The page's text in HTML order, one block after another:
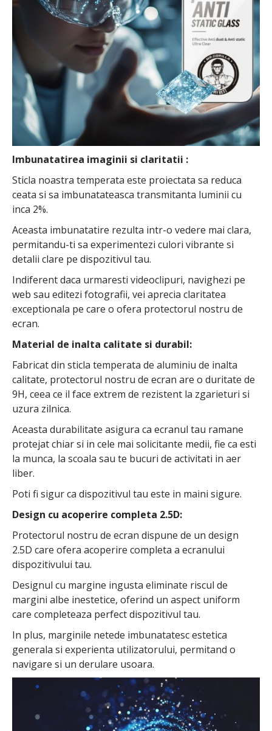
Imbunatatirea imaginii si claritatii :
Sticla noastra temperata este proiectata sa reduca
ceata si sa imbunatateasca transmitanta luminii cu
inca 2%.
Aceasta imbunatatire rezulta intr-o vedere mai clara,
permitandu-ti sa experimentezi culori vibrante si
detalii clare pe dispozitivul tau.
Indiferent daca urmaresti videoclipuri, navighezi pe
web sau editezi fotografii, vei aprecia claritatea
exceptionala pe care o ofera protectorul nostru de
ecran.
Material de inalta calitate si durabil:
Fabricat din sticla temperata de aluminiu de inalta
calitate, protectorul nostru de ecran are o duritate de
9H, ceea ce il face extrem de rezistent la zgarieturi si
uzura zilnica.
Aceasta durabilitate asigura ca ecranul tau ramane
protejat chiar si in cele mai solicitante medii, fie ca esti
la munca, la scoala sau te bucuri de activitati in aer
liber.
Poti fi sigur ca dispozitivul tau este in maini sigure.
Design cu acoperire completa 2.5D:
Protectorul nostru de ecran dispune de un design
2.5D care ofera acoperire completa a ecranului
dispozitivului tau.
Designul cu margine ingusta eliminate riscul de
margini albe inestetice, oferind un aspect uniform
care completeaza perfect dispozitivul tau.
In plus, marginile netede imbunatatesc estetica
generala si experienta utilizatorului, permitand o
navigare si un derulare usoara.